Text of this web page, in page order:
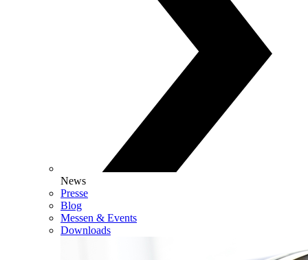
News
Presse
Blog
Messen & Events
Downloads